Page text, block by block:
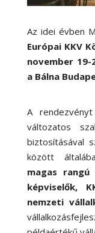
Az idei évben
Európai KKV
november
a Bálna
A
változatos
biztosításával
között
magas
képviselők,
nemzeti